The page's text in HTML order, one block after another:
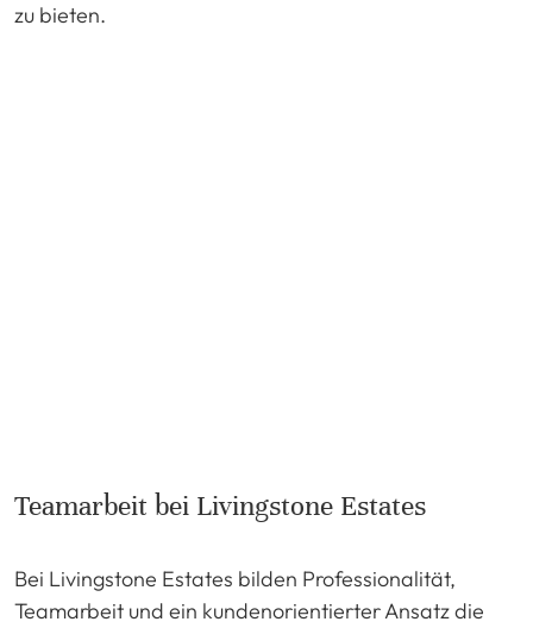
zu bieten.
Teamarbeit bei Livingstone Estates
Bei Livingstone Estates bilden Professionalität,
Teamarbeit und ein kundenorientierter Ansatz die